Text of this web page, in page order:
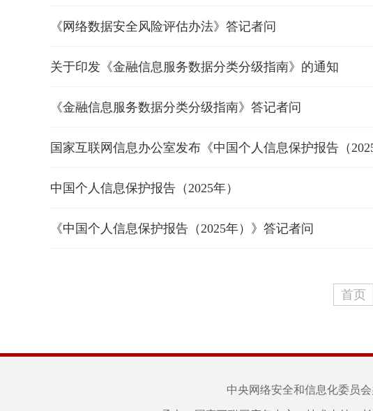
《网络数据安全风险评估办法》答记者问
关于印发《金融信息服务数据分类分级指南》的通知
《金融信息服务数据分类分级指南》答记者问
国家互联网信息办公室发布《中国个人信息保护报告（
中国个人信息保护报告（2025年）
《中国个人信息保护报告（2025年）》答记者问
首页
中央网络安全和信息化委员